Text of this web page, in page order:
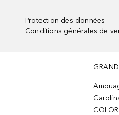
Protection des données
Conditions générales de